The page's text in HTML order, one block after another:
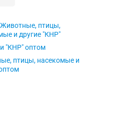
Животные, птицы,
и другие "КНР"
"КНР" оптом
птицы, насекомые и